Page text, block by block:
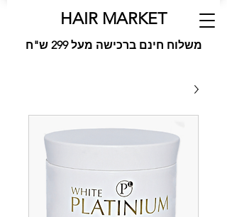
HAIR MARKET
משלוח חינם ברכישה מעל 299 ש"ח